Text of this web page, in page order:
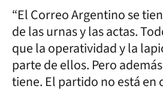
“El Correo Argentino se
de las urnas y las actas.
que la operatividad y la
parte de ellos. Pero
tiene. El partido no está en